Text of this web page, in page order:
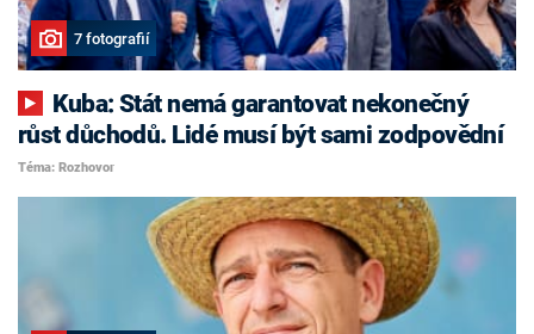
7 fotografií
růst důchodů. Lidé musí být sami zodpovědní
Téma: Rozhovor